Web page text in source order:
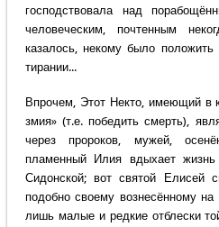
господствовала над
человеческим, почтенным
казалось, некому было
тирании...
Впрочем, Этот Некто, имеющий в
змия» (т.е. победить смерть),
через пророков, мужей,
пламенный Илия вдыхает
Сидонской; вот святой Елисей
подобно своему вознесённому
лишь малые и редкие отблески